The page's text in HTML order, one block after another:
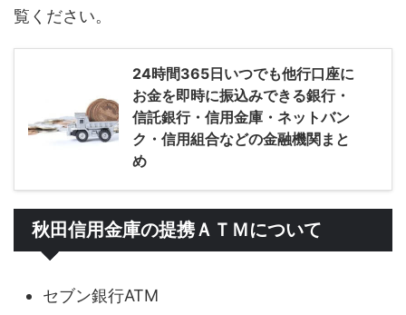
覧ください。
24時間365日いつでも他行口座に
お金を即時に振込みできる銀行・
信託銀行・信用金庫・ネットバン
ク・信用組合などの金融機関まと
め
秋田信用金庫の提携ＡＴＭについて
セブン銀行ATM